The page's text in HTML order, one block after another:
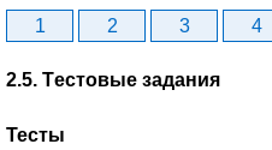
1 2 3 4
2.5. Tестовые задания
Тесты